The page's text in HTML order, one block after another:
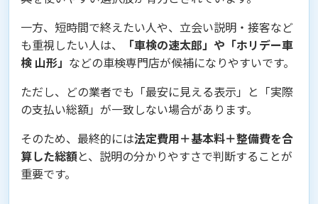
一方、短時間で終えたい人や、立会い説明・接客など
も重視したい人は、
「車検の速太郎」や「ホリデー車
検 山形」 などの車検専門店が候補になりやすいです。
ただし、どの業者でも「最安に見える表示」と「実際
の支払い総額」が一致しない場合があります。
そのため、最終的には法定費用＋基本料＋整備費を合
算した総額と、説明の分かりやすさで判断することが
重要です。